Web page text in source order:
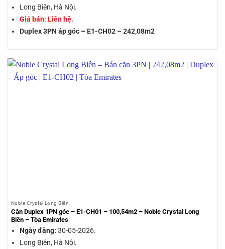
Long Biên, Hà Nội.
Giá bán: Liên hệ.
Duplex 3PN áp góc – E1-CH02 – 242,08m2
Noble Crystal Long Biên
Căn Duplex 1PN góc – E1-CH01 – 100,54m2 – Noble Crystal Long
Biên – Tòa Emirates
Ngày đăng: 30-05-2026.
Long Biên, Hà Nội.